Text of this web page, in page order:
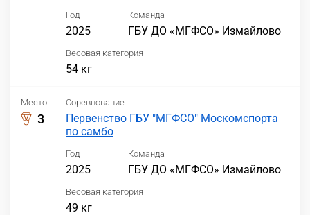
Год
2025
Команда
ГБУ ДО «МГФСО» Измайлово
Весовая категория
54 кг
Место
3
Соревнование
Первенство ГБУ "МГФСО" Москомспорта
по самбо
Год
2025
Команда
ГБУ ДО «МГФСО» Измайлово
Весовая категория
49 кг